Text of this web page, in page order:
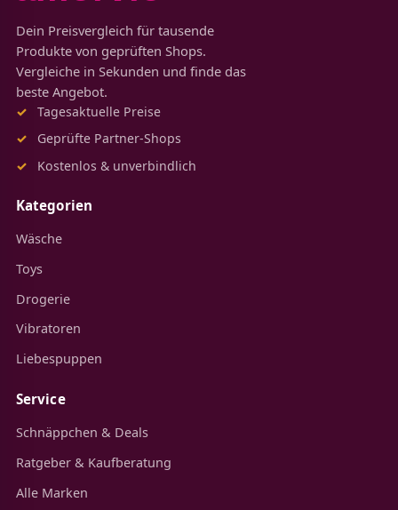
Dein Preisvergleich für tausende
Produkte von geprüften Shops.
Vergleiche in Sekunden und finde das
beste Angebot.
Tagesaktuelle Preise
Geprüfte Partner-Shops
Kostenlos & unverbindlich
Kategorien
Wäsche
Toys
Drogerie
Vibratoren
Liebespuppen
Service
Schnäppchen & Deals
Ratgeber & Kaufberatung
Alle Marken